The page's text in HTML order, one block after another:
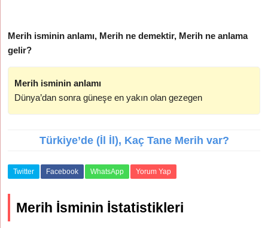
Merih isminin anlamı, Merih ne demektir, Merih ne anlama
gelir?
Merih isminin anlamı
Dünya’dan sonra güneşe en yakın olan gezegen
Türkiye’de (İl İl), Kaç Tane Merih var?
Twitter Facebook WhatsApp Yorum Yap
Merih İsminin İstatistikleri